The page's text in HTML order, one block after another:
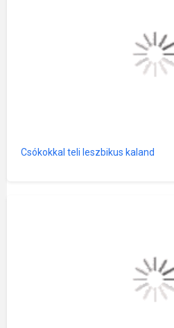
Csókokkal teli leszbikus kaland